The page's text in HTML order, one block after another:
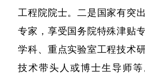
工程院院士。二是国家有突
专家，享受国务院特殊津贴
学科、重点实验室工程技术
技术带头人或博士生导师